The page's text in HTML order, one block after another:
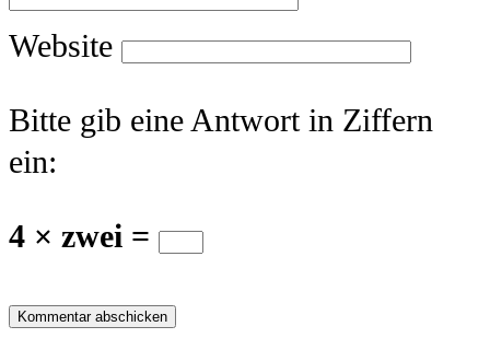
Website
Bitte gib eine Antwort in Ziffern
ein:
4 × zwei =